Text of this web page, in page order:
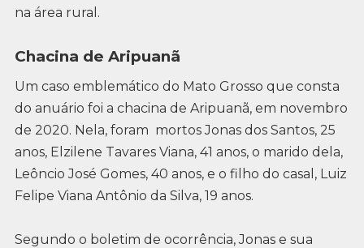
na área rural.
Chacina de Aripuanã
Um caso emblemático do Mato Grosso que consta
do anuário foi a chacina de Aripuanã, em novembro
de 2020. Nela, foram mortos Jonas dos Santos, 25
anos, Elzilene Tavares Viana, 41 anos, o marido dela,
Leôncio José Gomes, 40 anos, e o filho do casal, Luiz
Felipe Viana Antônio da Silva, 19 anos.
Segundo o boletim de ocorrência, Jonas e sua